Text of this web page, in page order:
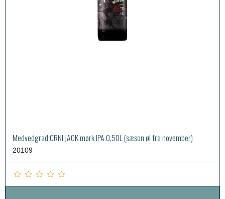
Medvedgrad CRNI JACK mørk IPA 0,50L (sæson øl fra november)
20109